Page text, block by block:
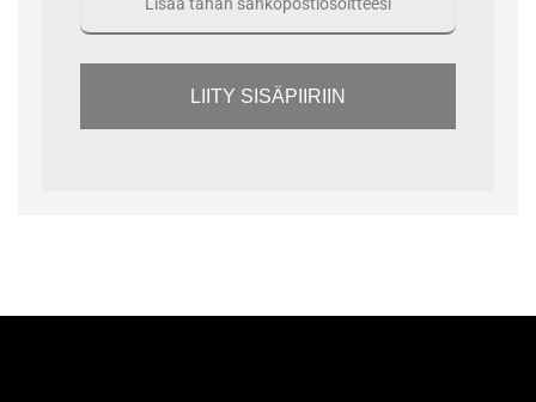
LIITY SISÄPIIRIIN